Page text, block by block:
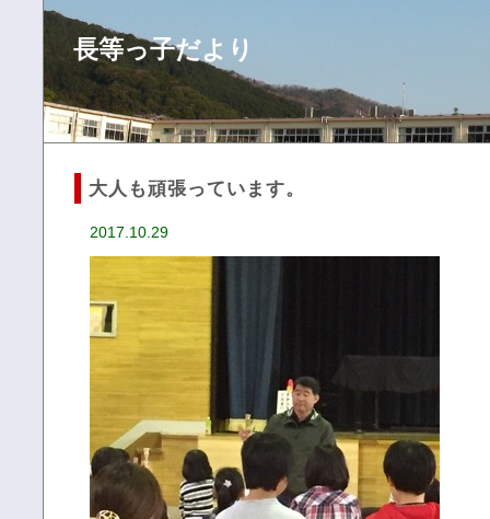
長等っ子だより
大人も頑張っています。
2017.10.29